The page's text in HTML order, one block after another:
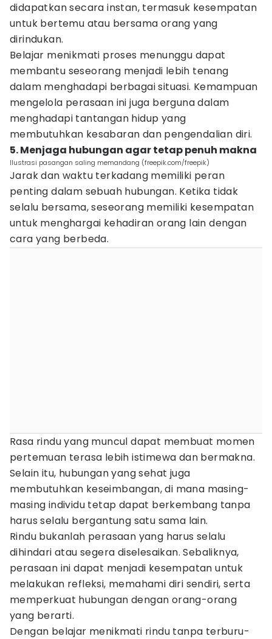
didapatkan secara instan, termasuk kesempatan
untuk bertemu atau bersama orang yang
dirindukan.
Belajar menikmati proses menunggu dapat
membantu seseorang menjadi lebih tenang
dalam menghadapi berbagai situasi. Kemampuan
mengelola perasaan ini juga berguna dalam
menghadapi tantangan hidup yang
membutuhkan kesabaran dan pengendalian diri.
5. Menjaga hubungan agar tetap penuh makna
Ilustrasi pasangan saling memandang (freepik.com/freepik)
Jarak dan waktu terkadang memiliki peran
penting dalam sebuah hubungan. Ketika tidak
selalu bersama, seseorang memiliki kesempatan
untuk menghargai kehadiran orang lain dengan
cara yang berbeda.
Rasa rindu yang muncul dapat membuat momen
pertemuan terasa lebih istimewa dan bermakna.
Selain itu, hubungan yang sehat juga
membutuhkan keseimbangan, di mana masing-
masing individu tetap dapat berkembang tanpa
harus selalu bergantung satu sama lain.
Rindu bukanlah perasaan yang harus selalu
dihindari atau segera diselesaikan. Sebaliknya,
perasaan ini dapat menjadi kesempatan untuk
melakukan refleksi, memahami diri sendiri, serta
memperkuat hubungan dengan orang-orang
yang berarti.
Dengan belajar menikmati rindu tanpa terburu-